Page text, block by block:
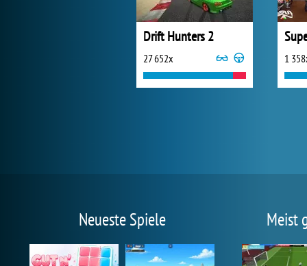
Drift Hunters 2
27 652x 1
Neueste Spiele Meist